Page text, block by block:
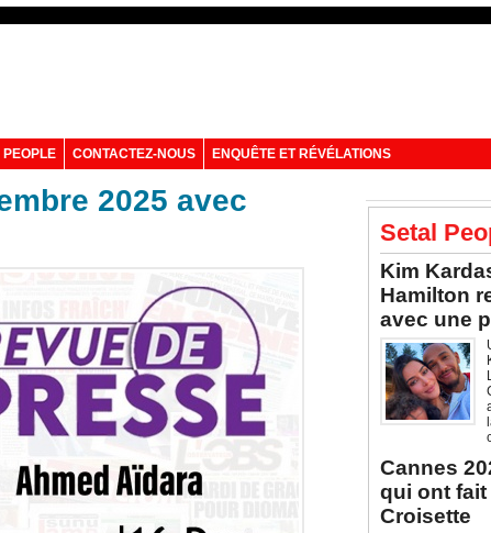
PEOPLE CONTACTEZ-NOUS ENQUÊTE ET RÉVÉLATIONS
2025 avec
Setal
Kim
Hamilton
avec une
Cannes
qui ont
Croisette